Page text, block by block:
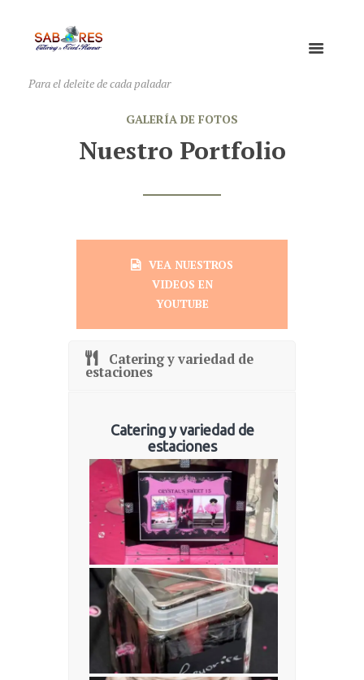
Para el deleite de cada paladar
GALERÍA DE FOTOS
Nuestro Portfolio
VEA NUESTROS
VIDEOS EN
YOUTUBE
Catering y variedad de
estaciones
Catering y variedad de
estaciones